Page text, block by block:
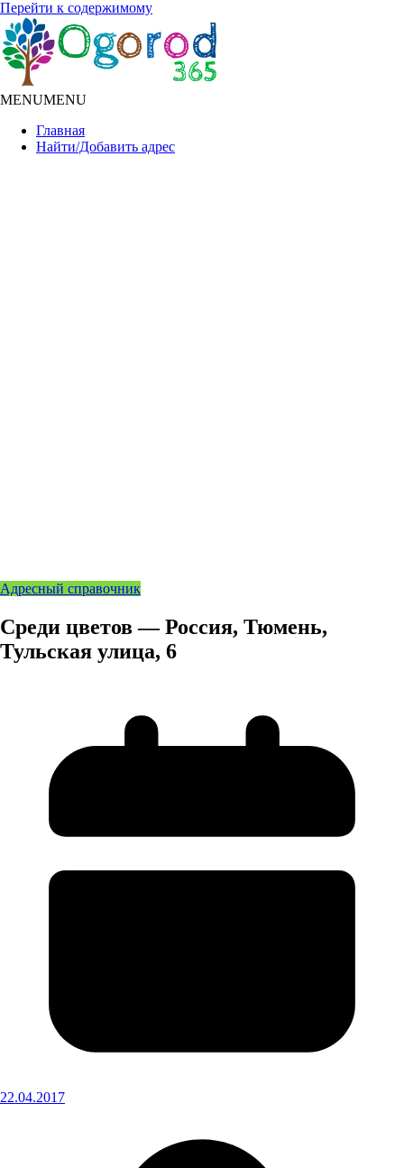
Перейти к содержимому
MENUMENU
Главная
Найти/Добавить адрес
Адресный справочник
Среди цветов — Россия, Тюмень,
Тульская улица, 6
22.04.2017